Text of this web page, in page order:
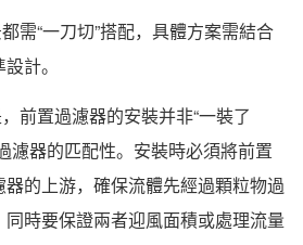
需“一刀切”搭配，具體方案需結合
計。
前置過濾器的安裝并非“一裝了
濾器的匹配性。安裝時必須將前置
的上游，確保流體先經過顆粒物過
時要保證兩者迎風面積或處理流量